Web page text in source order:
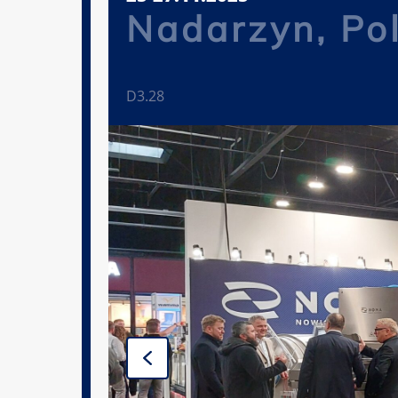
Nadarzyn,
D3.28